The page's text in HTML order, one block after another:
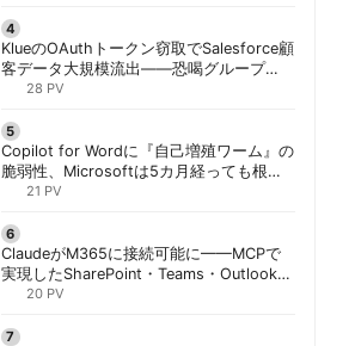
KlueのOAuthトークン窃取でSalesforce顧
客データ大規模流出——恐喝グループ
「Icarus」が犯行声明 | 胡田昌彦
28 PV
Copilot for Wordに『自己増殖ワーム』の
脆弱性、Microsoftは5カ月経っても根本
対策できず | 胡田昌彦
21 PV
ClaudeがM365に接続可能に——MCPで
実現したSharePoint・Teams・Outlook連
携、セキュリティと実務への影響を読み
20 PV